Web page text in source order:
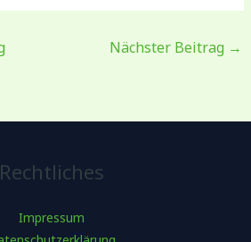
Nächster Beitrag →
Rechtliches
Impressum